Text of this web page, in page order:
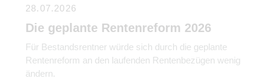
28.07.2026
Die geplante Rentenreform 2026
Für Bestandsrentner würde sich durch die geplante
Rentenreform an den laufenden Rentenbezügen wenig
ändern.